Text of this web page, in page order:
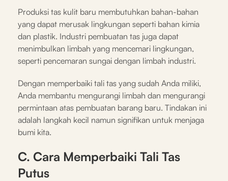
Produksi tas kulit baru membutuhkan bahan-bahan
yang dapat merusak lingkungan seperti bahan kimia
dan plastik. Industri pembuatan tas juga dapat
menimbulkan limbah yang mencemari lingkungan,
seperti pencemaran sungai dengan limbah industri.
Dengan memperbaiki tali tas yang sudah Anda miliki,
Anda membantu mengurangi limbah dan mengurangi
permintaan atas pembuatan barang baru. Tindakan ini
adalah langkah kecil namun signifikan untuk menjaga
bumi kita.
C. Cara Memperbaiki Tali Tas
Putus